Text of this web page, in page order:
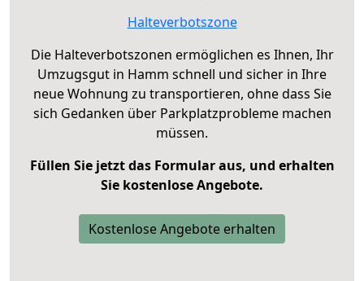
Halteverbotszone
Die Halteverbotszonen ermöglichen es Ihnen, Ihr
Umzugsgut in Hamm schnell und sicher in Ihre
neue Wohnung zu transportieren, ohne dass Sie
sich Gedanken über Parkplatzprobleme machen
müssen.
Füllen Sie jetzt das Formular aus, und erhalten
Sie kostenlose Angebote.
Kostenlose Angebote erhalten